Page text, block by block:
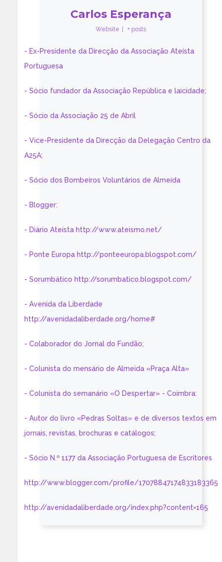
Carlos Esperança
Website + posts
- Ex-Presidente da Direcção da Associação Ateísta
Portuguesa
- Sócio fundador da Associação República e laicidade;
- Sócio da Associação 25 de Abril
- Vice-Presidente da Direcção da Delegação Centro da
A25A;
- Sócio dos Bombeiros Voluntários de Almeida
- Blogger:
- Diário Ateísta http://www.ateismo.net/
- Ponte Europa http://ponteeuropa.blogspot.com/
- Sorumbático http://sorumbatico.blogspot.com/
- Avenida da Liberdade
http://avenidadaliberdade.org/home#
- Colaborador do Jornal do Fundão;
- Colunista do mensário de Almeida «Praça Alta»
- Colunista do semanário «O Despertar» - Coimbra:
- Autor do livro «Pedras Soltas» e de diversos textos em
jornais, revistas, brochuras e catálogos;
- Sócio N.º 1177 da Associação Portuguesa de Escritores
http://www.blogger.com/profile/17078847174833183365
http://avenidadaliberdade.org/index.php?content=165